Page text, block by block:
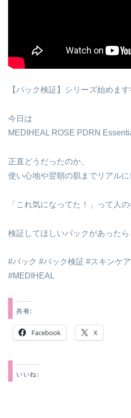
【パック検証】シリーズ始めます
今日は
MEDIHEAL ROSE PDRN
正直どうだったのか、
使い心地や翌朝の肌までリアル
「これ気になってた！」って人
検証してほしいパックがあった
#パック #パック検証 #スキンケ
#MEDIHEAL
共有:
Facebook X
いいね: